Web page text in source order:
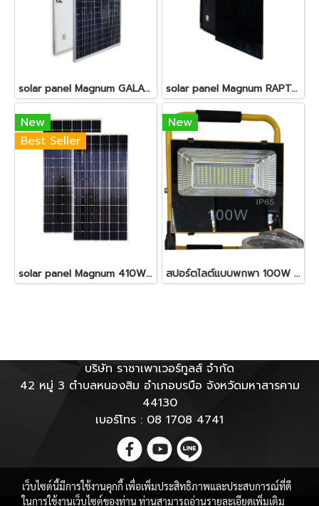
solar panel Magnum GALAXY 380W/MONO/Halfcell solar panel Magnum RAPTOR 330W/MONO
New
Best Seller
solar panel Magnum 410W/MONO/Full cell
New
สปอร์ตไลต์แบบพกพา 100W มีฐานขาตั่ง
บริษัท ราชาเพาเวอร์ทูลส์ จำกัด
42 หมู่ 3 ตำบลหนองสิม อำเภอบรบือ จังหวัดมหาสารคาม
44130
เบอร์โทร : 08 1708 4741
เว็บไซต์นี้มีการใช้งานคุกกี้ เพื่อเพิ่มประสิทธิภาพและประสบการณ์ที่ดี
ในการใช้งานเว็บไซต์ของท่าน ท่านสามารถอ่านรายละเอียดเพิ่มเติม